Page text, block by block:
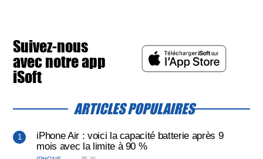
Suivez-nous
avec notre app
iSoft
ARTICLES POPULAIRES
iPhone Air : voici la capacité batterie après 9
mois avec la limite à 90 %